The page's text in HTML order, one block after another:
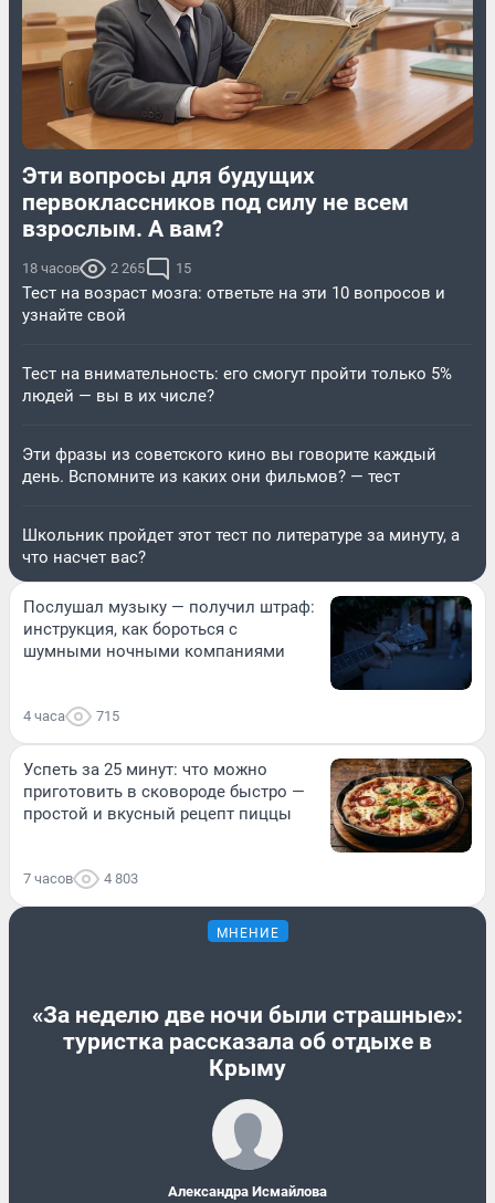
Эти вопросы для будущих
первоклассников под силу не всем
взрослым. А вам?
18 часов 2 265 15
Тест на возраст мозга: ответьте на эти 10 вопросов и
узнайте свой
Тест на внимательность: его смогут пройти только 5%
людей — вы в их числе?
Эти фразы из советского кино вы говорите каждый
день. Вспомните из каких они фильмов? — тест
Школьник пройдет этот тест по литературе за минуту, а
что насчет вас?
Послушал музыку — получил штраф:
инструкция, как бороться с
шумными ночными компаниями
4 часа 715
Успеть за 25 минут: что можно
приготовить в сковороде быстро —
простой и вкусный рецепт пиццы
7 часов 4 803
МНЕНИЕ
«За неделю две ночи были страшные»:
туристка рассказала об отдыхе в
Крыму
Александра Исмайлова